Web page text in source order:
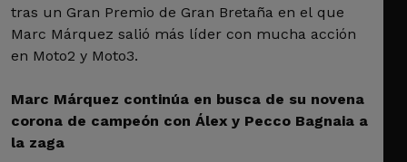
tras un Gran Premio de Gran Bretaña en el que
Marc Márquez salió más líder con mucha acción
en Moto2 y Moto3.
Marc Márquez continúa en busca de su novena
corona de campeón con Álex y Pecco Bagnaia a
la zaga